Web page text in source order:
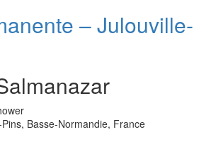
– Julouville-
Basse-Normandie, France